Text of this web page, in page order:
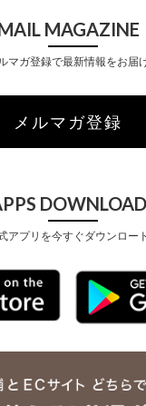
MAGAZINE
マガ登録で最新情報をお届
メルマガ登録
DOWNLOAD
アプリを今すぐダウンロー